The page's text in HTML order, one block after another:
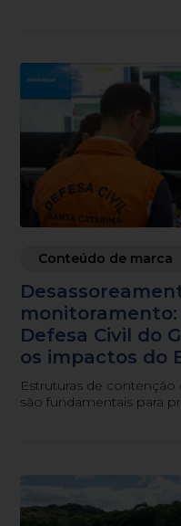
Conteúdo de marca
Defesa Civil do
os impactos do
Estruturas de
são fundamentais para